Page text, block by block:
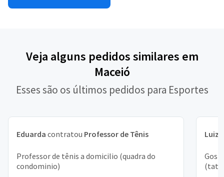
Veja alguns pedidos similares em
Maceió
Esses são os últimos pedidos para Esportes
Eduarda contratou Professor de Tênis
Professor de tênis a domicilio (quadra do
condominio)
Luiz